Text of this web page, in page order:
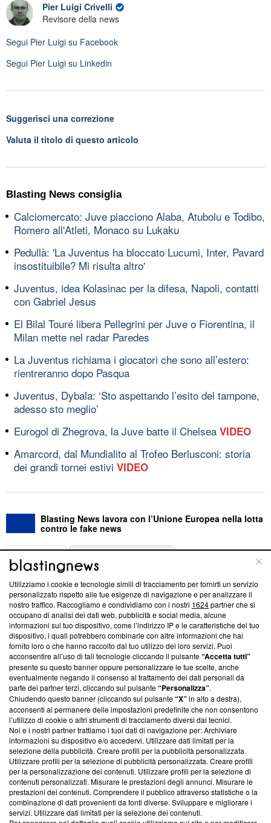
Pier Luigi Crivelli
Revisore della news
Segui Pier Luigi su Facebook
Segui Pier Luigi su Linkedin
Suggerisci una correzione
Valuta il titolo di questo articolo
Blasting News consiglia
Calciomercato: Juve piacciono Alaba, Atubolu e Todibo,
Romero all'Atleti, Monaco su Lukaku
Pedullà: 'La Juventus ha bloccato Lucumi, Inter, Pavard
insostituibile? Mi risulta altro'
Juventus, idea Kolasinac per la difesa, Napoli, contatti
con Gabriel Jesus
El Bilal Touré libera Pellegrini per Juve o Fiorentina, il
Milan mette nel radar Paredes
La Juventus richiama i giocatori che sono all’estero:
rientreranno dopo Pasqua
Juventus, Dybala: ‘Sto aspettando l’esito del tampone,
adesso sto meglio’
Eurogol di Zhegrova, la Juve batte il Chelsea VIDEO
Amarcord, dal Mundialito al Trofeo Berlusconi: storia
dei grandi tornei estivi VIDEO
Blasting News lavora con l’Unione Europea nella lotta
contro le fake news
ABOUT
Questa sezione offre informazioni trasparenti su Blasting
News, sui nostri processi editoriali e su come ci impegniamo a
creare news di qualità. Inoltre, afferma la nostra aderenza a
‘Trust Project - News with Integrity’Blasting News non è
ancora membro del programma, ma ha richiesto di farne
parte; Trust Project non ha ancora effettuato una verifica di
conformità agli standard.
Su di noi
Team editoriale
Corporate
Redazione
Informativa Privacy
Cookie Policy
Blasting SA, IDI CHE-247.845.224, Via Carlo Frasca, 3 - 6900
Utilizziamo i cookie e tecnologie simili di tracciamento per fornirti un servizio
personalizzato rispetto alle tue esigenze di navigazione e per analizzare il
nostro traffico. Raccogliamo e condividiamo con i nostri 1624partner che si
occupano di analisi dei dati web, pubblicità e social media, alcune
informazioni sul tuo dispositivo, come l’indirizzo IP e le caratteristiche del tuo
dispositivo, i quali potrebbero combinarle con altre informazioni che hai
fornito loro o che hanno raccolto dal tuo utilizzo dei loro servizi. Puoi
acconsentire all’uso di tali tecnologie cliccando il pulsante“Accetta tutti”
presente su questo banner oppure personalizzare le tue scelte, anche
eventualmente negando il consenso al trattamento dei dati personali da
parte dei partner terzi, cliccando sul pulsante“Personalizza”.
Chiudendo questo banner (cliccando sul pulsante“X”in alto a destra),
acconsenti al permanere delle impostazioni predefinite che non consentono
l’utilizzo di cookie o altri strumenti di tracciamento diversi dai tecnici.
Noi e i nostri partner trattiamo i tuoi dati di navigazione per: Archiviare
informazioni su dispositivo e/o accedervi. Utilizzare dati limitati per la
selezione della pubblicità. Creare profili per la pubblicità personalizzata.
Utilizzare profili per la selezione di pubblicità personalizzata. Creare profili
per la personalizzazione dei contenuti. Utilizzare profili per la selezione di
contenuti personalizzati. Misurare le prestazioni degli annunci. Misurare le
prestazioni dei contenuti. Comprendere il pubblico attraverso statistiche o la
combinazione di dati provenienti da fonti diverse. Sviluppare e migliorare i
servizi. Utilizzare dati limitati per la selezione dei contenuti.